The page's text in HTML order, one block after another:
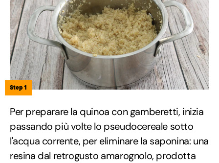
Step 1
Per preparare la quinoa con gamberetti, inizia
passando più volte lo pseudocereale sotto
l'acqua corrente, per eliminare la saponina: una
resina dal retrogusto amarognolo, prodotta